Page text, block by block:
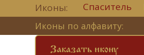
Иконы: Спаситель
Иконы по алфавиту:
Заказать икону